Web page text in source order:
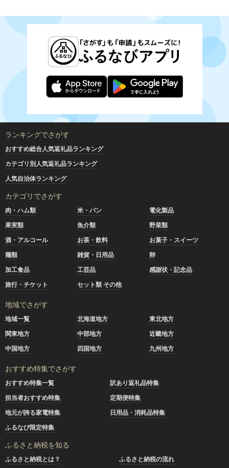
ランキングでさがす
おすすめ総合人気返礼品ランキング
カテゴリ別人気返礼品ランキング
人気自治体ランキング
カテゴリでさがす
肉・ハム類 米・パン
電化製品
果実類
魚介類
野菜類
酒・アルコール
お茶・飲料
お菓子・スイーツ
麺類
雑貨・日用品
卵
加工食品
工芸品
感謝状・記念品
旅行・チケット
セット類 その他
地域でさがす
地域一覧 北海道地方
東北地方
関東地方
中部地方
近畿地方
中国地方
四国地方 九州地方
おすすめ特集でさがす
おすすめ特集一覧
訳あり返礼品特集
担当者おすすめ特集
定期便特集
地元が誇る家電特集
日用品・消耗品特集
ふるなび限定特集
ふるさと納税を知る
ふるさと納税とは？
ふるさと納税の流れ